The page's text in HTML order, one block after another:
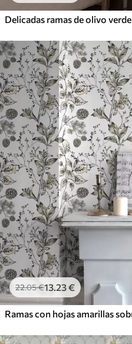
Delicadas ramas de olivo verde
22.05€13.23€